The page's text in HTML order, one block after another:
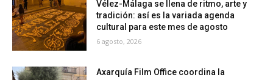
Vélez-Málaga se llena de ritmo, arte y
tradición: así es la variada agenda
cultural para este mes de agosto
6 agosto, 2026
Axarquía Film Office coordina la